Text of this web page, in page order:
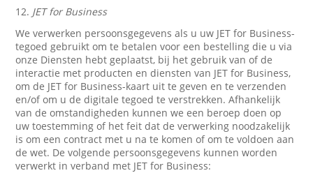
12. JET for Business
We verwerken persoonsgegevens als u uw JET for Business-
tegoed gebruikt om te betalen voor een bestelling die u via
onze Diensten hebt geplaatst, bij het gebruik van of de
interactie met producten en diensten van JET for Business,
om de JET for Business-kaart uit te geven en te verzenden
en/of om u de digitale tegoed te verstrekken. Afhankelijk
van de omstandigheden kunnen we een beroep doen op
uw toestemming of het feit dat de verwerking noodzakelijk
is om een contract met u na te komen of om te voldoen aan
de wet. De volgende persoonsgegevens kunnen worden
verwerkt in verband met JET for Business: